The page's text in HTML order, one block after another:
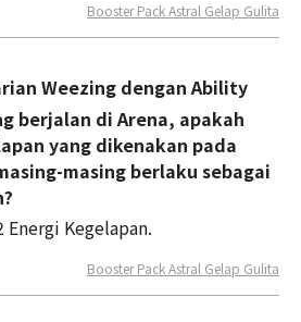
Booster Pack Astral Gelap Gulita
Weezing dengan Ability
berjalan di Arena, apakah
yang dikenakan pada
masing berlaku sebagai
Energi Kegelapan.
Booster Pack Astral Gelap Gulita